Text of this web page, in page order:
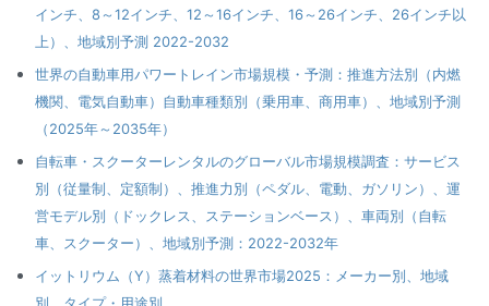
インチ、8～12インチ、12～16インチ、16～26インチ、26インチ以
上）、地域別予測 2022-2032
世界の自動車用パワートレイン市場規模・予測：推進方法別（内燃
機関、電気自動車）自動車種類別（乗用車、商用車）、地域別予測
（2025年～2035年）
自転車・スクーターレンタルのグローバル市場規模調査：サービス
別（従量制、定額制）、推進力別（ペダル、電動、ガソリン）、運
営モデル別（ドックレス、ステーションベース）、車両別（自転
車、スクーター）、地域別予測：2022-2032年
イットリウム（Y）蒸着材料の世界市場2025：メーカー別、地域